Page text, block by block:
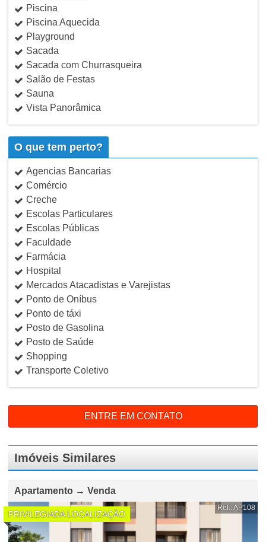
Piscina
Piscina Aquecida
Playground
Sacada
Sacada com Churrasqueira
Salão de Festas
Sauna
Vista Panorâmica
O que tem perto?
Agencias Bancarias
Comércio
Creche
Escolas Particulares
Escolas Públicas
Faculdade
Farmácia
Hospital
Mercados Atacadistas e Varejistas
Ponto de Oníbus
Ponto de táxi
Posto de Gasolina
Posto de Saúde
Shopping
Transporte Coletivo
ENTRE EM CONTATO
Imóveis Similares
Apartamento → Venda
PRIVILEGIADA LOCALIZAÇÃO
Ref.: AP108